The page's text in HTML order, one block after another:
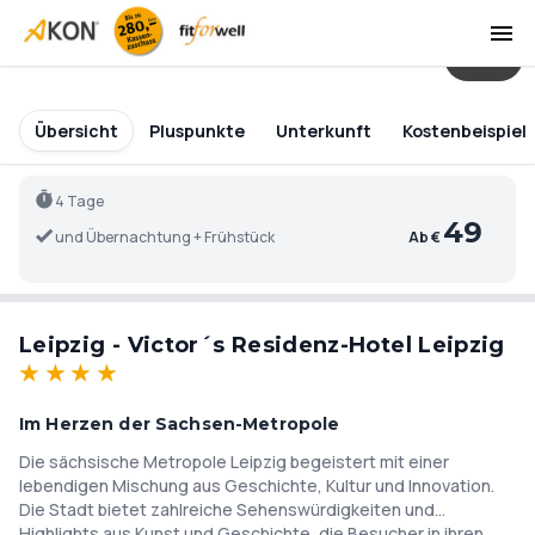
Übersicht Pluspunkte Unterkunft Kostenbeispiel
4 Tage
und Übernachtung + Frühstück
Ab €49
Leipzig - Victor´s Residenz-Hotel Leipzig
★ ★★★
Im Herzen der Sachsen-Metropole
Die sächsische Metropole Leipzig begeistert mit einer
lebendigen Mischung aus Geschichte, Kultur und Innovation.
Die Stadt bietet zahlreiche Sehenswürdigkeiten und